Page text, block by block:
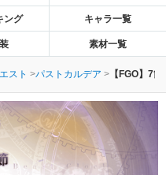
ング キャラ一覧
素材一覧
スト パストカルデア 【FGO】7